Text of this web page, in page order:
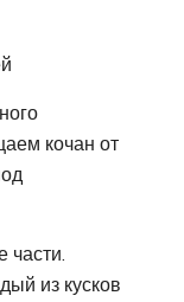
кочан от
части.
из кусков